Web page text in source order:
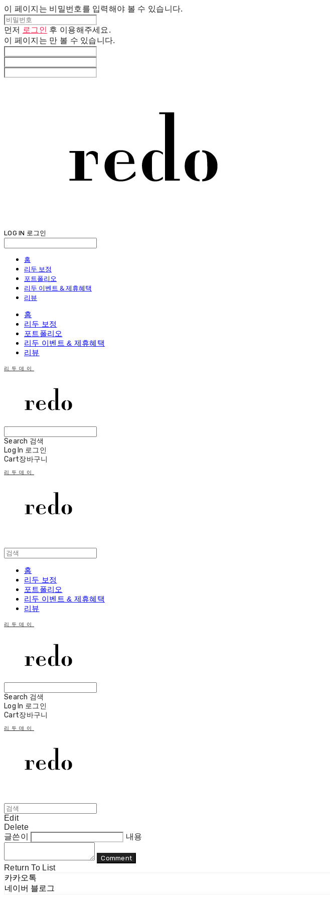
이 페이지는 비밀번호를 입력해야 볼 수 있습니다.
먼저 로그인 후 이용해주세요.
이 페이지는 만 볼 수 있습니다.
LOG IN 로그인
홈
리두 보정
포트폴리오
리두 이벤트 & 제휴혜택
리뷰
홈
리두 보정
포트폴리오
리두 이벤트 & 제휴혜택
리뷰
리두데이
Search 검색
Log In 로그인
Cart장바구니
리두데이
홈
리두 보정
포트폴리오
리두 이벤트 & 제휴혜택
리뷰
리두데이
Search 검색
Log In 로그인
Cart장바구니
리두데이
Edit
Delete
글쓴이
내용
Comment
Return To List
카카오톡
네이버 블로그